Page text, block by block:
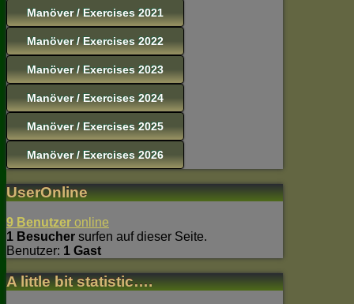
Manöver / Exercises 2021
Manöver / Exercises 2022
Manöver / Exercises 2023
Manöver / Exercises 2024
Manöver / Exercises 2025
Manöver / Exercises 2026
UserOnline
9 Benutzer online
1 Besucher surfen auf dieser Seite.
Benutzer: 1 Gast
A little bit statistic….